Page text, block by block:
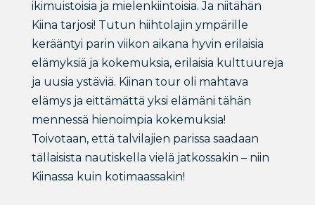
ikimuistoisia ja mielenkiintoisia. Ja niitähän
Kiina tarjosi! Tutun hiihtolajin ympärille
kerääntyi parin viikon aikana hyvin erilaisia
elämyksiä ja kokemuksia, erilaisia kulttuureja
ja uusia ystäviä. Kiinan tour oli mahtava
elämys ja eittämättä yksi elämäni tähän
mennessä hienoimpia kokemuksia!
Toivotaan, että talvilajien parissa saadaan
tällaisista nautiskella vielä jatkossakin – niin
Kiinassa kuin kotimaassakin!